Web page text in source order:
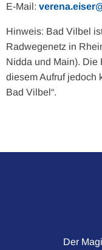
E-Mail:
Hinweis: Bad Vilbel
Radwegenetz in
Nidda und Main). Die
diesem Aufruf jedoch
Bad Vilbel“.
Der